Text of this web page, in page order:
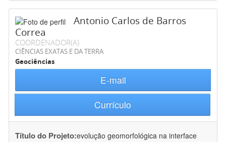
Antonio Carlos de Barros
Correa
COORDENADOR(A)
CIÊNCIAS EXATAS E DA TERRA
Geociências
E-mail
Currículo
Título do Projeto:evolução geomorfológica na interface